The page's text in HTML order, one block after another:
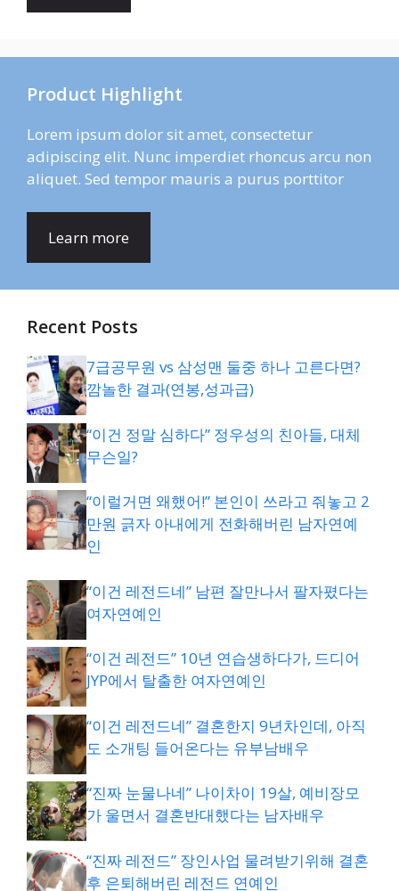
Product Highlight
Lorem ipsum dolor sit amet, consectetur
adipiscing elit. Nunc imperdiet rhoncus arcu non
aliquet. Sed tempor mauris a purus porttitor
Learn more
Recent Posts
7급공무원 vs 삼성맨 둘중 하나 고른다면?
깜놀한 결과(연봉,성과급)
“이건 정말 심하다” 정우성의 친아들, 대체
무슨일?
“이럴거면 왜했어!” 본인이 쓰라고 줘놓고 2
만원 긁자 아내에게 전화해버린 남자연예
인
“이건 레전드네” 남편 잘만나서 팔자폈다는
여자연예인
“이건 레전드” 10년 연습생하다가, 드디어
JYP에서 탈출한 여자연예인
“이건 레전드네” 결혼한지 9년차인데, 아직
도 소개팅 들어온다는 유부남배우
“진짜 눈물나네” 나이차이 19살, 예비장모
가 울면서 결혼반대했다는 남자배우
“진짜 레전드” 장인사업 물려받기위해 결혼
후 은퇴해버린 레전드 연예인